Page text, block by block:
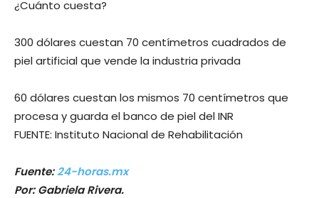
¿Cuánto cuesta?
300 dólares cuestan 70 centímetros cuadrados de
piel artificial que vende la industria privada
60 dólares cuestan los mismos 70 centímetros que
procesa y guarda el banco de piel del INR
FUENTE: Instituto Nacional de Rehabilitación
Fuente:24-horas.mx
Por: Gabriela Rivera.